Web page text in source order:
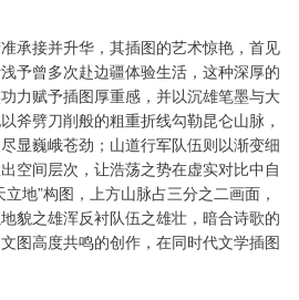
承接并升华，其插图的艺术惊艳，首见
予曾多次赴边疆体验生活，这种深厚的
力赋予插图厚重感，并以沉雄笔墨与大
斧劈刀削般的粗重折线勾勒昆仑山脉，
显巍峨苍劲；山道行军队伍则以渐变细
空间层次，让浩荡之势在虚实对比中自
地”构图，上方山脉占三分之二画面，
貌之雄浑反衬队伍之雄壮，暗合诗歌的
图高度共鸣的创作，在同时代文学插图